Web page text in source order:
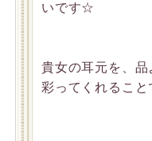
いです☆
貴女の耳元を、品
彩ってくれるこ